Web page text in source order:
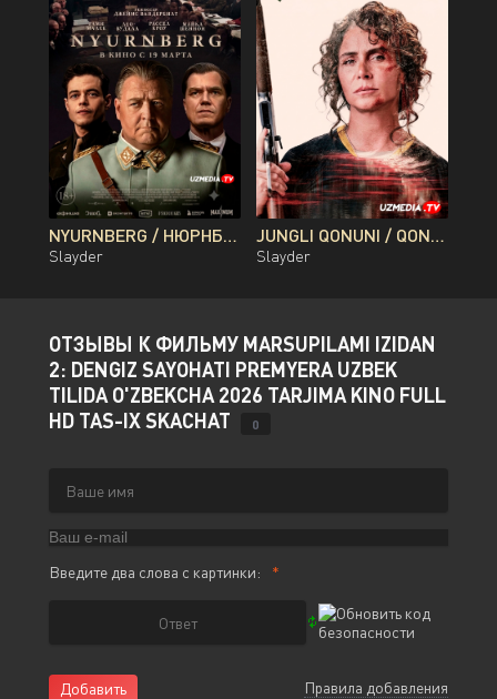
NYURNBERG / НЮРНБЕРГ / NUREMBERG PREMYERA UZBEK TILIDA O'ZBEKCHA 2026 TARJIMA KINO FULL HD TAS-IX SKACHAT
Slayder
JUNGLI QONUNI / QONLI DARYO / QON DARYOSI BRAZILIYA FILMI UZBEK TILIDA O'ZBEKCHA 2026 TARJIMA KINO FULL HD TAS-IX SKACHAT
Slayder
ОТЗЫВЫ К ФИЛЬМУ MARSUPILAMI IZIDAN
2: DENGIZ SAYOHATI PREMYERA UZBEK
TILIDA O'ZBEKCHA 2026 TARJIMA KINO FULL
HD TAS-IX SKACHAT
0
Введите два слова с картинки:
Добавить Правила добавления